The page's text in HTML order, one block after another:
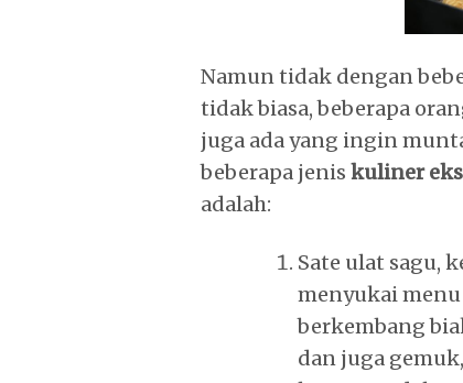
Namun tidak dengan
tidak biasa, beberapa
juga ada yang ingin
beberapa jenis kuliner
adalah:
Sate ulat sagu,
menyukai
berkembang
dan juga